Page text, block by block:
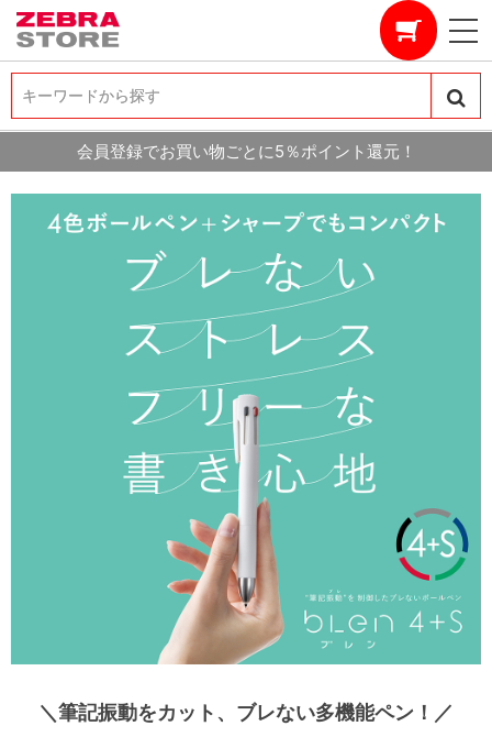
キーワードから探す
キーワードから探す
会員登録でお買い物ごとに5％ポイント還元！
＼筆記振動をカット、ブレない多機能ペン！／